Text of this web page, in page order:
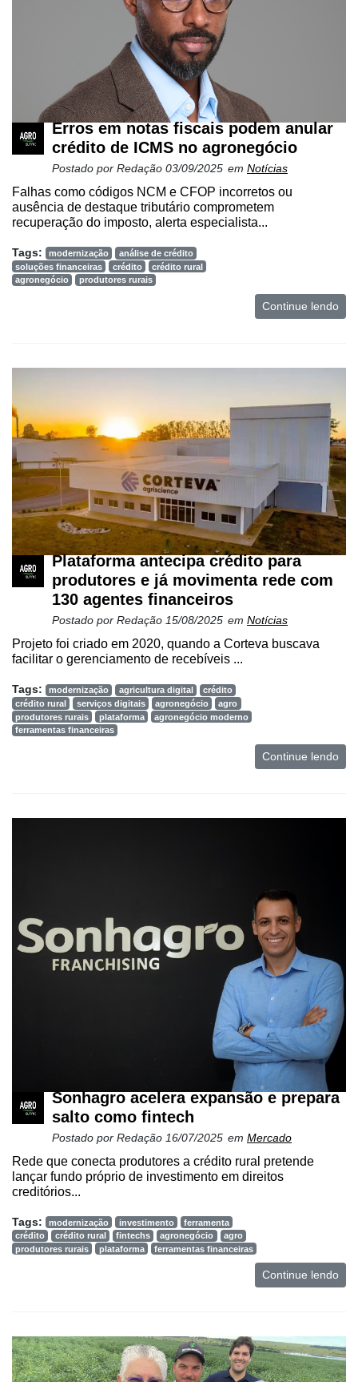
Erros em notas fiscais podem anular
crédito de ICMS no agronegócio
Postado por Redação 03/09/2025 em Notícias
Falhas como códigos NCM e CFOP incorretos ou
ausência de destaque tributário comprometem
recuperação do imposto, alerta especialista...
Tags: modernização
análise de crédito
soluções financeiras
crédito
crédito rural
agronegócio
produtores rurais
Continue lendo
Plataforma antecipa crédito para
produtores e já movimenta rede com
130 agentes financeiros
Postado por Redação 15/08/2025 em Notícias
Projeto foi criado em 2020, quando a Corteva buscava
facilitar o gerenciamento de recebíveis ...
Tags: modernização agricultura digital
crédito
crédito rural
serviços digitais agronegócio
agro
produtores rurais
plataforma
agronegócio moderno
ferramentas financeiras
Continue lendo
Sonhagro acelera expansão e prepara
salto como fintech
Postado por Redação 16/07/2025 em Mercado
Rede que conecta produtores a crédito rural pretende
lançar fundo próprio de investimento em direitos
creditórios...
Tags: modernização investimento
ferramenta
crédito
crédito rural fintechs agronegócio
agro
produtores rurais
plataforma ferramentas financeiras
Continue lendo